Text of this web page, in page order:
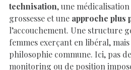
technisation, une
grossesse et une approche plus
l’accouchement. Une structure
femmes exerçant en libéral,
philosophie commune. Ici, pas
monitoring ou de position